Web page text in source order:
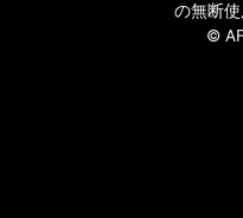
の無断使
©